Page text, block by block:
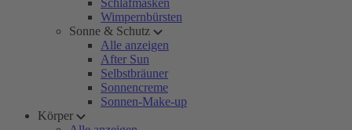
Schlafmasken
Wimpernbürsten
Sonne & Schutz
Alle anzeigen
After Sun
Selbstbräuner
Sonnencreme
Sonnen-Make-up
Körper